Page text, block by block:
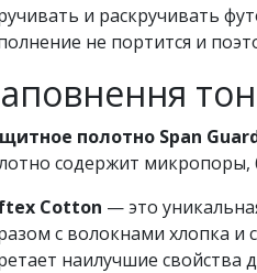
и раскручивать
не портится и
полотно Span
содержит микропоры,
Cotton — это
с волокнами хлопка и
наилучшие свойства